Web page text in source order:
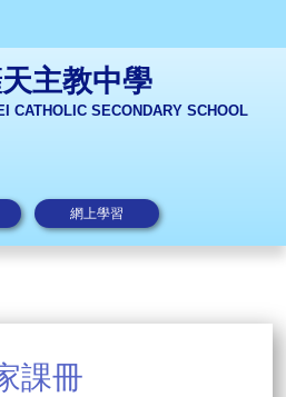
主教中學
CATHOLIC SECONDARY SCHOOL
網上學習
課冊